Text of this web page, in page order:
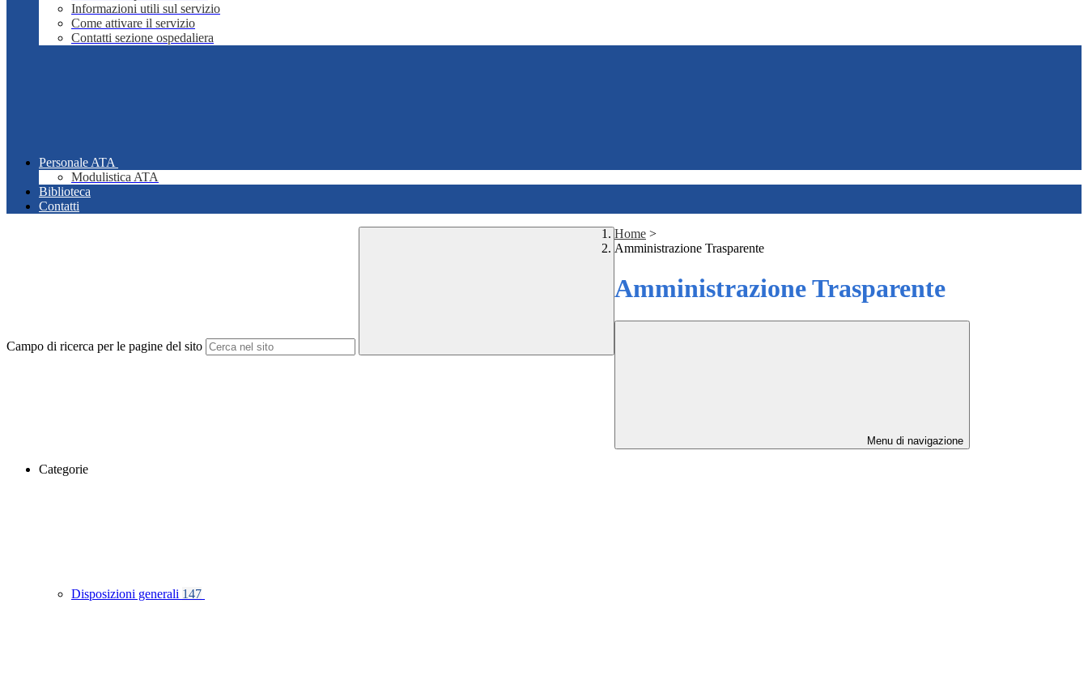
Informazioni utili sul servizio
Come attivare il servizio
Contatti sezione ospedaliera
Personale ATA
Modulistica ATA
Biblioteca
Contatti
Campo di ricerca per le pagine del sito
Home >
Amministrazione Trasparente
Amministrazione Trasparente
Menu di navigazione
Categorie
Disposizioni generali 147